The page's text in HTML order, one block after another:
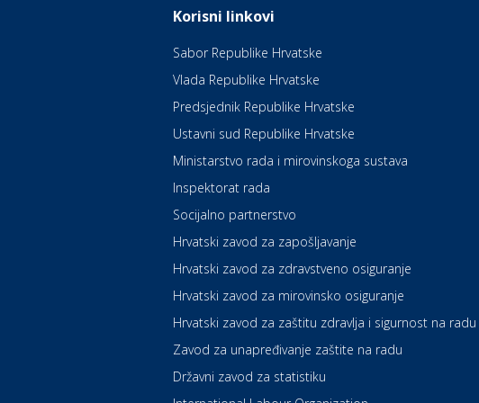
Korisni linkovi
Sabor Republike Hrvatske
Vlada Republike Hrvatske
Predsjednik Republike Hrvatske
Ustavni sud Republike Hrvatske
Ministarstvo rada i mirovinskoga sustava
Inspektorat rada
Socijalno partnerstvo
Hrvatski zavod za zapošljavanje
Hrvatski zavod za zdravstveno osiguranje
Hrvatski zavod za mirovinsko osiguranje
Hrvatski zavod za zaštitu zdravlja i sigurnost na radu
Zavod za unapređivanje zaštite na radu
Državni zavod za statistiku